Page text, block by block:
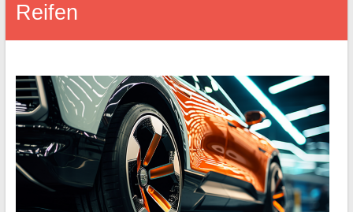
Reifen